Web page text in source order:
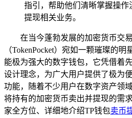
指引，帮助他们清晰掌握操作
提现相关业务。
在当今蓬勃发展的加密货币交
（TokenPocket）宛如一颗璀璨的
能极为强大的数字钱包，它凭借着
设计理念，为广大用户提供了极为
功能，随着不少用户在数字资产领
将持有的加密货币卖出并提现的需
家全方位、详细地介绍TP钱包卖币